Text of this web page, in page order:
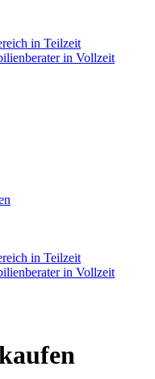
in Teilzeit
in Vollzeit
in Teilzeit
in Vollzeit